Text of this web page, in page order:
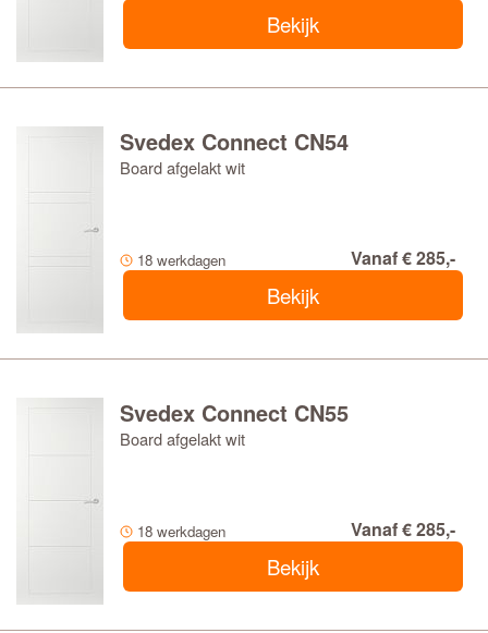
Bekijk
Svedex Connect CN54
Board afgelakt wit
18 werkdagen Vanaf € 285,-
Bekijk
Svedex Connect CN55
Board afgelakt wit
18 werkdagen Vanaf € 285,-
Bekijk